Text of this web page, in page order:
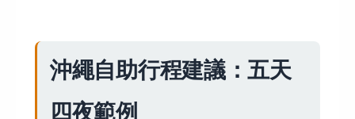
沖繩自助行程建議：五天
四夜範例